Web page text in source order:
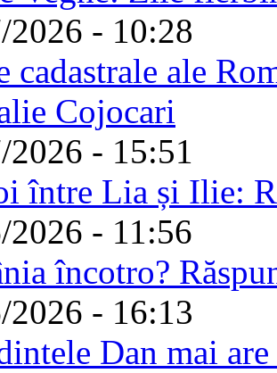
2026 - 10:28
cadastrale ale
Cojocari
2026 - 15:51
între Lia și Ilie:
2026 - 11:56
încotro?
2026 - 16:13
Dan mai